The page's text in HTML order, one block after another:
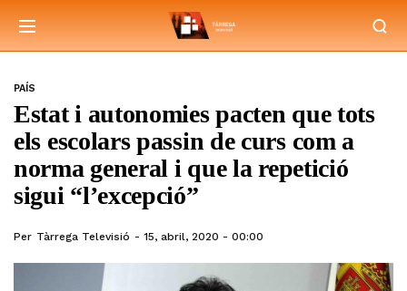
PAÍS
Estat i autonomies pacten que tots
els escolars passin de curs com a
norma general i que la repetició
sigui “l’excepció”
Per Tàrrega Televisió 15, abril, 2020 - 00:00